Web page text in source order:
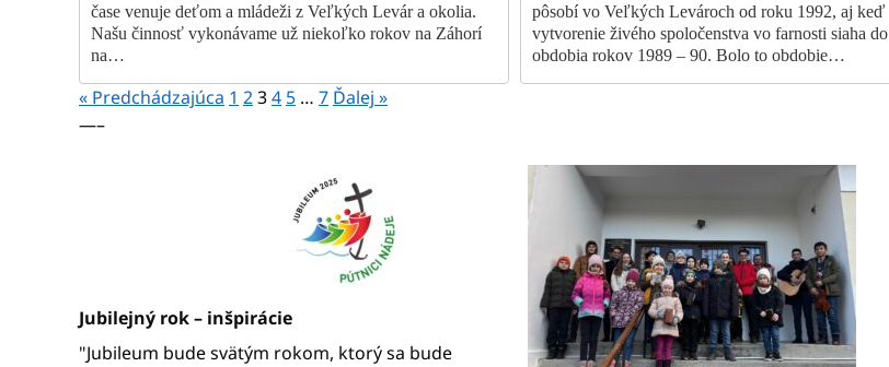
čase venuje deťom a mládeži z Veľkých Levár a okolia.
Našu činnosť vykonávame už niekoľko rokov na Záhorí
na…
pôsobí vo Veľkých Levároch od roku 1992, aj keď
vytvorenie živého spoločenstva vo farnosti siaha do
obdobia rokov 1989 – 90. Bolo to obdobie…
« Predchádzajúca 1 234 5 … 7 Ďalej »
—–
Jubilejný rok – inšpirácie
"Jubileum bude svätým rokom, ktorý sa bude